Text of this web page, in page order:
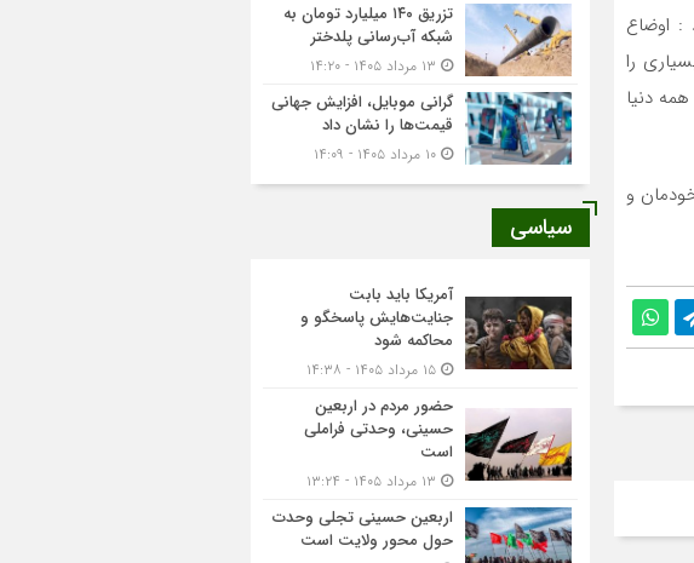
: اوضاع
را
دنیا
و
تزریق ۱۴۰ میلیارد تومان به
شبکه آب‌رسانی پلدختر
گرانی موبایل، افزایش جهانی
قیمت‌ها را نشان داد
سیاسی
آمریکا باید بابت
جنایت‌هایش پاسخگو و
محاکمه شود
حضور مردم در اربعین
حسینی، وحدتی فراملی
است
اربعین حسینی تجلی وحدت
حول محور ولایت است